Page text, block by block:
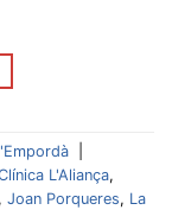
L'Aliança,
, Joan Porqueres, La